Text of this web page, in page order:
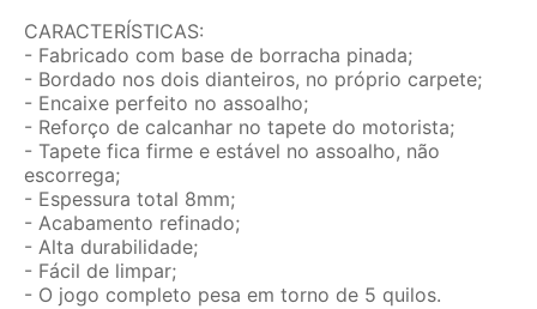
CARACTERÍSTICAS:
- Fabricado com base de borracha pinada;
- Bordado nos dois dianteiros, no próprio carpete;
- Encaixe perfeito no assoalho;
- Reforço de calcanhar no tapete do motorista;
- Tapete fica firme e estável no assoalho, não
escorrega;
- Espessura total 8mm;
- Acabamento refinado;
- Alta durabilidade;
- Fácil de limpar;
- O jogo completo pesa em torno de 5 quilos.